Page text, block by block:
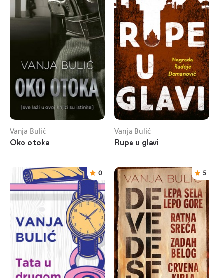
Vanja Bulić
Oko otoka
Vanja Bulić
Rupe u glavi
0 5